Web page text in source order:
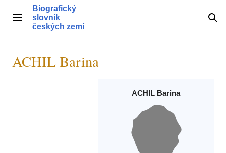
obsahHlavní menu
Biografický
slovník
českých zemí
ACHIL Barina
ACHIL Barina